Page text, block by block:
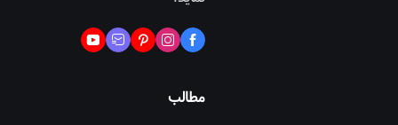
مطالب